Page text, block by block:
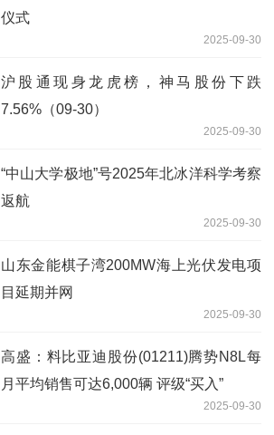
仪式
2025-09-30
沪股通现身龙虎榜，神马股份下跌
7.56%（09-30）
2025-09-30
“中山大学极地”号2025年北冰洋科学考察
返航
2025-09-30
山东金能棋子湾200MW海上光伏发电项
目延期并网
2025-09-30
高盛：料比亚迪股份(01211)腾势N8L每
月平均销售可达6,000辆 评级“买入”
2025-09-30